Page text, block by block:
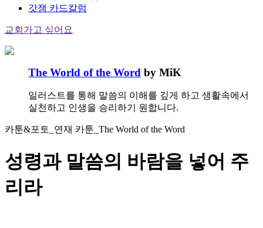
갓잼 카드칼럼
교회가고 싶어요
The World of the Word by MiK
일러스트를 통해 말씀의 이해를 깊게 하고 생활속에서
실천하고 인생을 승리하기 원합니다.
카툰&포토_연재 카툰_The World of the Word
성령과 말씀의 바람을 넣어 주
리라